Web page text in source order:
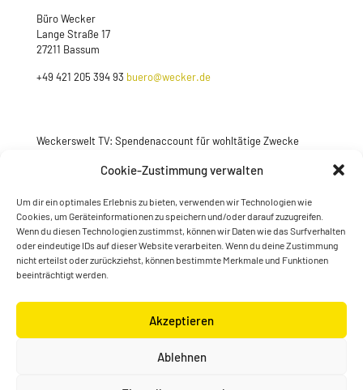
Cookie-Zustimmung verwalten
Um dir ein optimales Erlebnis zu bieten, verwenden wir Technologien wie
Cookies, um Geräteinformationen zu speichern und/oder darauf zuzugreifen.
Wenn du diesen Technologien zustimmst, können wir Daten wie das Surfverhalten
oder eindeutige IDs auf dieser Website verarbeiten. Wenn du deine Zustimmung
nicht erteilst oder zurückziehst, können bestimmte Merkmale und Funktionen
beeinträchtigt werden.
Akzeptieren
Ablehnen
Büro Wecker
Lange Straße 17
27211 Bassum
+49 421 205 394 93 buero@wecker.de
Weckerswelt TV: Spendenaccount für wohltätige Zwecke
Jetzt spenden
© Konstantin Wecker | gestaltet von